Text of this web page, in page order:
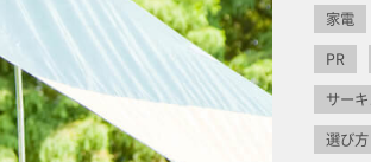
家電
PR
サー
選び方